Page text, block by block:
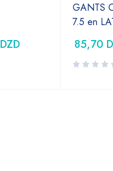
DZD
GANTS
7.5 en
85,70